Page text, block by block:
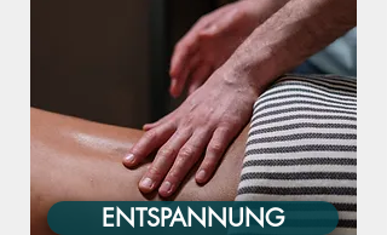
ENTSPANNUNG